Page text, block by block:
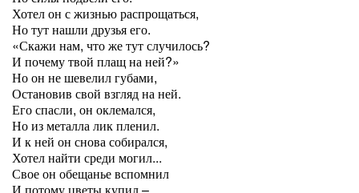
Хотел он с жизнью распрощаться,
Но тут нашли друзья его.
«Скажи нам, что же тут случилось?
И почему твой плащ на ней?»
Но он не шевелил губами,
Остановив свой взгляд на ней.
Его спасли, он оклемался,
Но из металла лик пленил.
И к ней он снова собирался,
Хотел найти среди могил...
Свое он обещанье вспомнил